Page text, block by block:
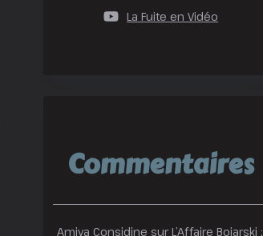
La Fuite en Vidéo
Commentaires
Amiya Considine surL’Affaire Bojarski :